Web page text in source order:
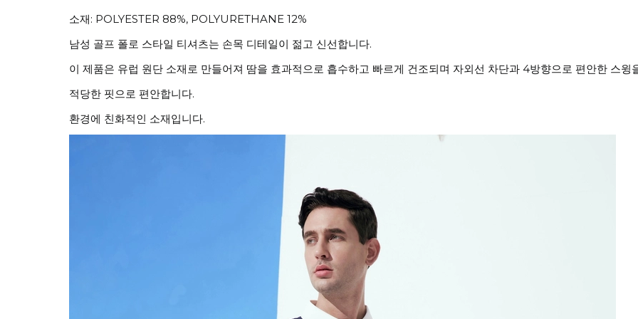
소재: POLYESTER 88%, POLYURETHANE 12%
남성 골프 폴로 스타일 티셔츠는 손목 디테일이 젊고 신선합니다.
이 제품은 유럽 원단 소재로 만들어져 땀을 효과적으로 흡수하고 빠르게 건조되며 자외선 차단과 4방향으로 편안한 스윙
적당한 핏으로 편안합니다.
환경에 친화적인 소재입니다.